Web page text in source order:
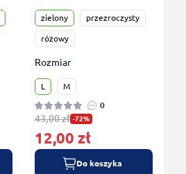
zielony przezroczysty
różowy
Rozmiar
L M
0
43,00 zł -72%
12,00 zł
Do koszyka